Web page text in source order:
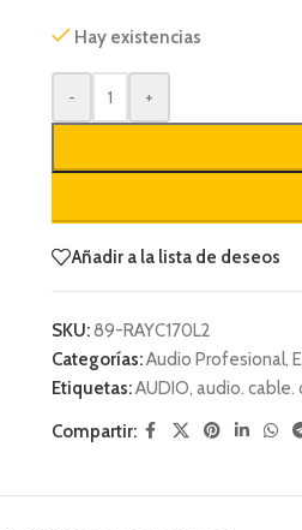
Hay existencias
- +
Añadir a la lista de deseos
SKU:89-RAYC170L2
Categorías:Audio Profesional,
Etiquetas:AUDIO, audio. cable.
Compartir: